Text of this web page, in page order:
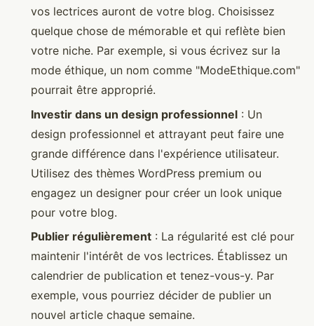
vos lectrices auront de votre blog. Choisissez
quelque chose de mémorable et qui reflète bien
votre niche. Par exemple, si vous écrivez sur la
mode éthique, un nom comme "ModeEthique.com"
pourrait être approprié.
Investir dans un design professionnel : Un
design professionnel et attrayant peut faire une
grande différence dans l'expérience utilisateur.
Utilisez des thèmes WordPress premium ou
engagez un designer pour créer un look unique
pour votre blog.
Publier régulièrement : La régularité est clé pour
maintenir l'intérêt de vos lectrices. Établissez un
calendrier de publication et tenez-vous-y. Par
exemple, vous pourriez décider de publier un
nouvel article chaque semaine.